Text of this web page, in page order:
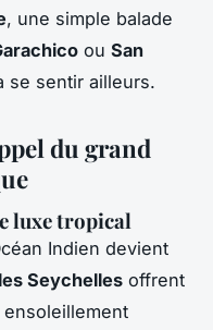
, une simple balade
ou San
se sentir ailleurs.
du grand
luxe tropical
Indien devient
les Seychelles offrent